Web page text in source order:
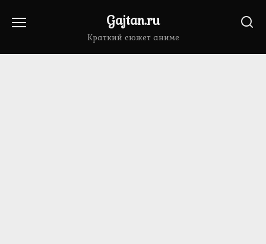
Gajtan.ru
Краткий сюжет аниме